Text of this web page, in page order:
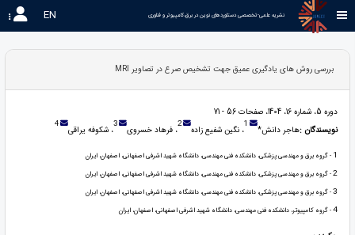
نشریه علمی-تخصصی دستاوردهای نوین در برق،کامپیوتر و فناوری EN
بررسی روش های یادگیری عمیق جهت تشخیص صرع در تصاویر MRI
دوره 5، شماره 16، 1404، صفحات 56 - 71
نویسندگان :هاجر دانش* 1، نگین شفیع زاده 2، فرهاد خسروی 3، شکوفه یراقی 4
1 - گروه برق و مهندسی پزشکی، دانشکده فنی مهندسی، دانشگاه شهید اشرفی اصفهانی، اصفهان، ایران
2- گروه برق و مهندسی پزشکی، دانشکده فنی مهندسی، دانشگاه شهید اشرفی اصفهانی، اصفهان، ایران
3- گروه برق و مهندسی پزشکی، دانشکده فنی مهندسی، دانشگاه شهید اشرفی اصفهانی، اصفهان، ایران
4- گروه کامپیوتر، دانشکده فنی مهندسی، دانشگاه شهید اشرفی اصفهانی، اصفهان، ایران